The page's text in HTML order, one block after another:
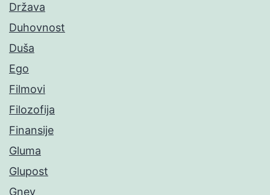
Država
Duhovnost
Duša
Ego
Filmovi
Filozofija
Finansije
Gluma
Glupost
Gnev